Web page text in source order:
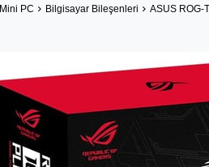
Mini PC Bilgisayar Bileşenleri ASUS ROG-